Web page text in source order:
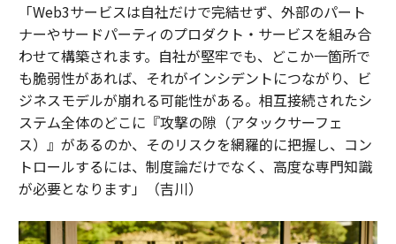
「Web3サービスは自社だけで完結せず、外部のパート
ナーやサードパーティのプロダクト・サービスを組み合
わせて構築されます。自社が堅牢でも、どこか一箇所で
も脆弱性があれば、それがインシデントにつながり、ビ
ジネスモデルが崩れる可能性がある。相互接続されたシ
ステム全体のどこに『攻撃の隙（アタックサーフェ
ス）』があるのか、そのリスクを網羅的に把握し、コン
トロールするには、制度論だけでなく、高度な専門知識
が必要となります」（吉川）